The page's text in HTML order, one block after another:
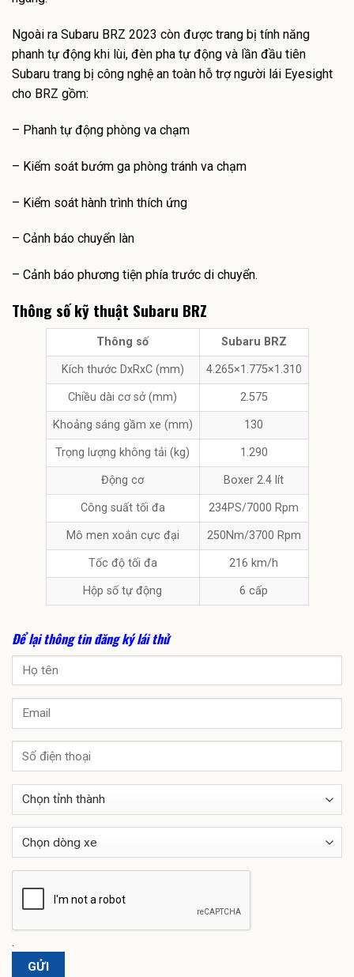
Ngoài ra Subaru BRZ 2023 còn được trang bị tính năng
phanh tự động khi lùi, đèn pha tự động và lần đầu tiên
Subaru trang bị công nghệ an toàn hỗ trợ người lái Eyesight
cho BRZ gồm:
– Phanh tự động phòng va chạm
– Kiểm soát bướm ga phòng tránh va chạm
– Kiểm soát hành trình thích ứng
– Cảnh báo chuyển làn
– Cảnh báo phương tiện phía trước di chuyển.
Thông số kỹ thuật Subaru BRZ
Thông số Subaru BRZ
Kích thước DxRxC (mm) 4.265×1.775×1.310
Chiều dài cơ sở (mm) 2.575
Khoảng sáng gầm xe (mm) 130
Trọng lượng không tải (kg) 1.290
Động cơ Boxer 2.4 lít
Công suất tối đa 234PS/7000 Rpm
Mô men xoắn cực đại 250Nm/3700 Rpm
Tốc độ tối đa 216 km/h
Hộp số tự động 6 cấp
Để lại thông tin đăng ký lái thử
.